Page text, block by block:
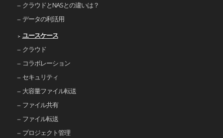
クラウドとNASとの違いは？
データの利活用
ユースケース
クラウド
コラボレーション
セキュリティ
大容量ファイル転送
ファイル共有
ファイル転送
プロジェクト管理